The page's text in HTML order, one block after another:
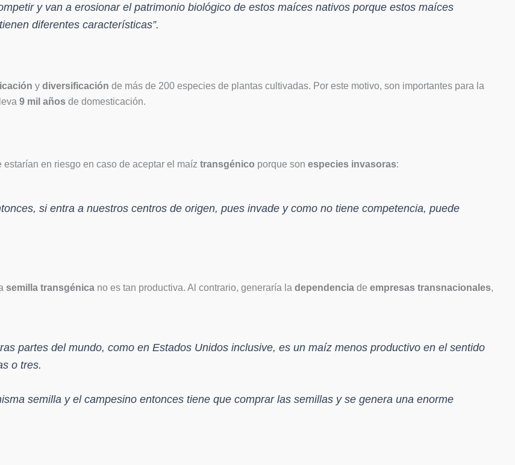
y van a erosionar el patrimonio biológico de estos maíces nativos porque estos maíces
diferentes características”.
y diversificación de más de 200 especies de plantas cultivadas. Por este motivo, son importantes para la
9 mil años de domesticación.
estarían en riesgo en caso de aceptar el maíz transgénico porque son especies invasoras:
si entra a nuestros centros de origen, pues invade y como no tiene competencia, puede
semilla transgénica no es tan productiva. Al contrario, generaría la dependencia de empresas transnacionales,
partes del mundo, como en Estados Unidos inclusive, es un maíz menos productivo en el sentido
o tres.
semilla y el campesino entonces tiene que comprar las semillas y se genera una enorme